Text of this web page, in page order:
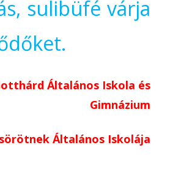
sulibüfé várja
Általános Iskola és
Gimnázium
Általános Iskolája